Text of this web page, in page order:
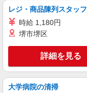
レジ・商品陳列スタッフ
時給 1,180円
堺市堺区
詳細を見る
大学病院の清掃